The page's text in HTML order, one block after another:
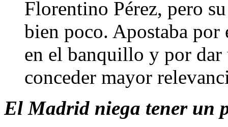
Florentino Pérez, pero
bien poco. Apostaba
en el banquillo y por dar
conceder mayor
El Madrid niega tener un